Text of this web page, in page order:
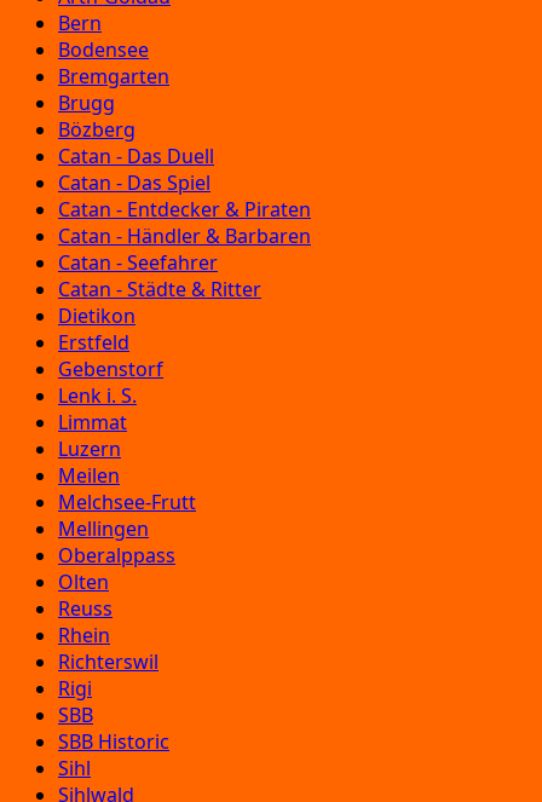
Bern
Bodensee
Bremgarten
Brugg
Bözberg
Catan - Das Duell
Catan - Das Spiel
Catan - Entdecker & Piraten
Catan - Händler & Barbaren
Catan - Seefahrer
Catan - Städte & Ritter
Dietikon
Erstfeld
Gebenstorf
Lenk i. S.
Limmat
Luzern
Meilen
Melchsee-Frutt
Mellingen
Oberalppass
Olten
Reuss
Rhein
Richterswil
Rigi
SBB
SBB Historic
Sihl
Sihlwald